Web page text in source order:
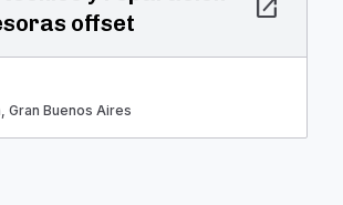
offset
open_in_new
Gran Buenos Aires